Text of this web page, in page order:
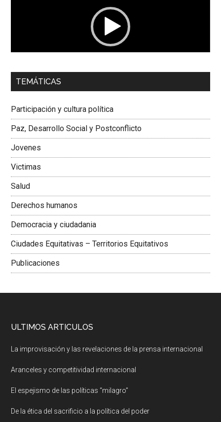
00:00 01:04
Dra. Carolina Corcho Mejía,Presidenta Corporación
Colombiana
TEMÁTICAS
Participación y cultura política
Paz, Desarrollo Social y Postconflicto
Jovenes
Victimas
Salud
Derechos humanos
Democracia y ciudadania
Ciudades Equitativas – Territorios Equitativos
Publicaciones
ULTIMOS ARTICULOS
La improvisación y las revelaciones de la prensa internacional
Aranceles y competitividad internacional
El espejismo de las políticas “milagro”
De la ética del sacrificio a la política del poder